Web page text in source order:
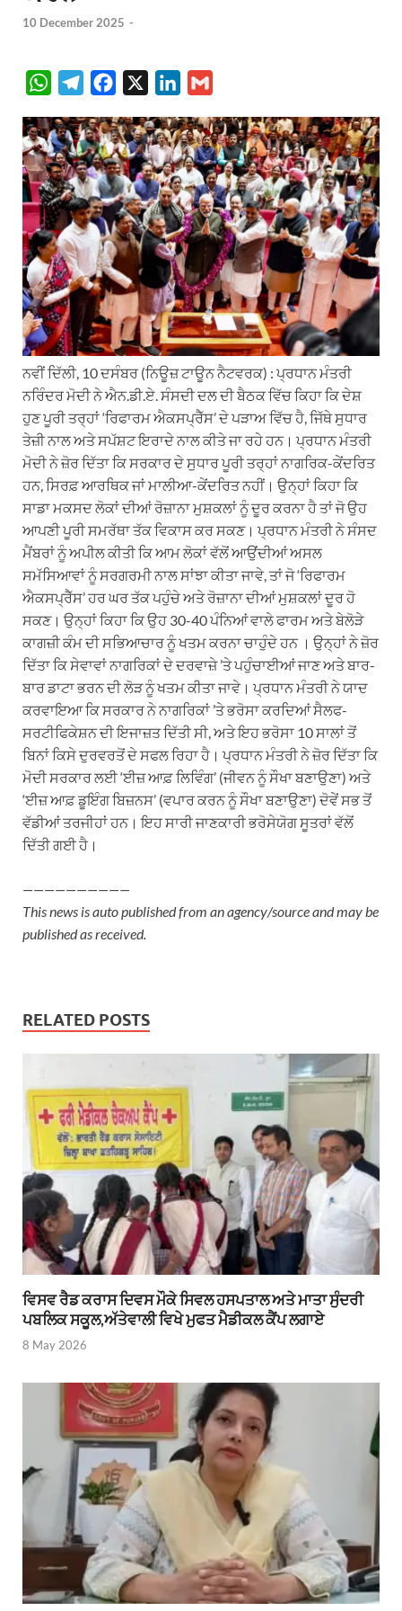
10 December 2025 -
W
a
t
s
A
p
p
l
e
g
r
a
m
c
e
b
o
o
k
n
k
e
d
I
n
a
i
l
ਨਵੀਂ ਦਿੱਲੀ, 10 ਦਸੰਬਰ (ਨਿਊਜ਼ ਟਾਊਨ ਨੈਟਵਰਕ) : ਪ੍ਰਧਾਨ ਮੰਤਰੀ
ਨਰਿੰਦਰ ਮੋਦੀ ਨੇ ਐਨ.ਡੀ.ਏ. ਸੰਸਦੀ ਦਲ ਦੀ ਬੈਠਕ ਵਿੱਚ ਕਿਹਾ ਕਿ ਦੇਸ਼
ਹੁਣ ਪੂਰੀ ਤਰ੍ਹਾਂ ‘ਰਿਫਾਰਮ ਐਕਸਪ੍ਰੈੱਸ’ ਦੇ ਪੜਾਅ ਵਿੱਚ ਹੈ, ਜਿੱਥੇ ਸੁਧਾਰ
ਤੇਜ਼ੀ ਨਾਲ ਅਤੇ ਸਪੱਸ਼ਟ ਇਰਾਦੇ ਨਾਲ ਕੀਤੇ ਜਾ ਰਹੇ ਹਨ। ਪ੍ਰਧਾਨ ਮੰਤਰੀ
ਮੋਦੀ ਨੇ ਜ਼ੋਰ ਦਿੱਤਾ ਕਿ ਸਰਕਾਰ ਦੇ ਸੁਧਾਰ ਪੂਰੀ ਤਰ੍ਹਾਂ ਨਾਗਰਿਕ-ਕੇਂਦਰਿਤ
ਹਨ, ਸਿਰਫ਼ ਆਰਥਿਕ ਜਾਂ ਮਾਲੀਆ-ਕੇਂਦਰਿਤ ਨਹੀਂ। ਉਨ੍ਹਾਂ ਕਿਹਾ ਕਿ
ਸਾਡਾ ਮਕਸਦ ਲੋਕਾਂ ਦੀਆਂ ਰੋਜ਼ਾਨਾ ਮੁਸ਼ਕਲਾਂ ਨੂੰ ਦੂਰ ਕਰਨਾ ਹੈ ਤਾਂ ਜੋ ਉਹ
ਆਪਣੀ ਪੂਰੀ ਸਮਰੱਥਾ ਤੱਕ ਵਿਕਾਸ ਕਰ ਸਕਣ। ਪ੍ਰਧਾਨ ਮੰਤਰੀ ਨੇ ਸੰਸਦ
ਮੈਂਬਰਾਂ ਨੂੰ ਅਪੀਲ ਕੀਤੀ ਕਿ ਆਮ ਲੋਕਾਂ ਵੱਲੋਂ ਆਉਂਦੀਆਂ ਅਸਲ
ਸਮੱਸਿਆਵਾਂ ਨੂੰ ਸਰਗਰਮੀ ਨਾਲ ਸਾਂਝਾ ਕੀਤਾ ਜਾਵੇ, ਤਾਂ ਜੋ ‘ਰਿਫਾਰਮ
ਐਕਸਪ੍ਰੈੱਸ’ ਹਰ ਘਰ ਤੱਕ ਪਹੁੰਚੇ ਅਤੇ ਰੋਜ਼ਾਨਾ ਦੀਆਂ ਮੁਸ਼ਕਲਾਂ ਦੂਰ ਹੋ
ਸਕਣ। ਉਨ੍ਹਾਂ ਕਿਹਾ ਕਿ ਉਹ 30-40 ਪੰਨਿਆਂ ਵਾਲੇ ਫਾਰਮ ਅਤੇ ਬੇਲੋੜੇ
ਕਾਗਜ਼ੀ ਕੰਮ ਦੀ ਸਭਿਆਚਾਰ ਨੂੰ ਖਤਮ ਕਰਨਾ ਚਾਹੁੰਦੇ ਹਨ । ਉਨ੍ਹਾਂ ਨੇ ਜ਼ੋਰ
ਦਿੱਤਾ ਕਿ ਸੇਵਾਵਾਂ ਨਾਗਰਿਕਾਂ ਦੇ ਦਰਵਾਜ਼ੇ ’ਤੇ ਪਹੁੰਚਾਈਆਂ ਜਾਣ ਅਤੇ ਬਾਰ-
ਬਾਰ ਡਾਟਾ ਭਰਨ ਦੀ ਲੋੜ ਨੂੰ ਖਤਮ ਕੀਤਾ ਜਾਵੇ। ਪ੍ਰਧਾਨ ਮੰਤਰੀ ਨੇ ਯਾਦ
ਕਰਵਾਇਆ ਕਿ ਸਰਕਾਰ ਨੇ ਨਾਗਰਿਕਾਂ ’ਤੇ ਭਰੋਸਾ ਕਰਦਿਆਂ ਸੈਲਫ-
ਸਰਟੀਫਿਕੇਸ਼ਨ ਦੀ ਇਜਾਜ਼ਤ ਦਿੱਤੀ ਸੀ, ਅਤੇ ਇਹ ਭਰੋਸਾ 10 ਸਾਲਾਂ ਤੋਂ
ਬਿਨਾਂ ਕਿਸੇ ਦੁਰਵਰਤੋਂ ਦੇ ਸਫਲ ਰਿਹਾ ਹੈ। ਪ੍ਰਧਾਨ ਮੰਤਰੀ ਨੇ ਜ਼ੋਰ ਦਿੱਤਾ ਕਿ
ਮੋਦੀ ਸਰਕਾਰ ਲਈ ‘ਈਜ਼ ਆਫ਼ ਲਿਵਿੰਗ’ (ਜੀਵਨ ਨੂੰ ਸੌਖਾ ਬਣਾਉਣਾ) ਅਤੇ
‘ਈਜ਼ ਆਫ਼ ਡੂਇੰਗ ਬਿਜ਼ਨਸ’ (ਵਪਾਰ ਕਰਨ ਨੂੰ ਸੌਖਾ ਬਣਾਉਣਾ) ਦੋਵੇਂ ਸਭ ਤੋਂ
ਵੱਡੀਆਂ ਤਰਜੀਹਾਂ ਹਨ। ਇਹ ਸਾਰੀ ਜਾਣਕਾਰੀ ਭਰੋਸੇਯੋਗ ਸੂਤਰਾਂ ਵੱਲੋਂ
ਦਿੱਤੀ ਗਈ ਹੈ।
——————————
This news is auto published from an agency/source and may be
published as received.
RELATED POSTS
ਵਿਸਵ ਰੈਡ ਕਰਾਸ ਦਿਵਸ ਮੌਕੇ ਸਿਵਲ ਹਸਪਤਾਲ ਅਤੇ ਮਾਤਾ ਸੁੰਦਰੀ
ਪਬਲਿਕ ਸਕੂਲ,ਅੱਤੇਵਾਲੀ ਵਿਖੇ ਮੁਫਤ ਮੈਡੀਕਲ ਕੈਂਪ ਲਗਾਏ
8 May 2026